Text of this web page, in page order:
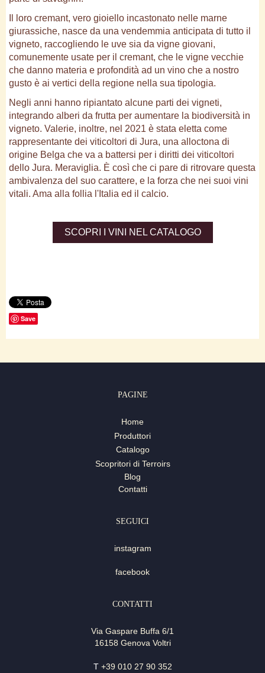
Il loro cremant, vero gioiello incastonato nelle marne
giurassiche, nasce da una vendemmia anticipata di tutto il
vigneto, raccogliendo le uve sia da vigne giovani,
comunemente usate per il cremant, che le vigne vecchie
che danno materia e profondità ad un vino che a nostro
gusto è ai vertici della regione nella sua tipologia.
Negli anni hanno ripiantato alcune parti dei vigneti,
integrando alberi da frutta per aumentare la biodiversità in
vigneto. Valerie, inoltre, nel 2021 è stata eletta come
rappresentante dei viticoltori di Jura, una alloctona di
origine Belga che va a battersi per i diritti dei viticoltori
dello Jura. Meraviglia. È così che ci pare di ritrovare questa
ambivalenza del suo carattere, e la forza che nei suoi vini
vitali. Ama alla follia l'Italia ed il calcio.
SCOPRI I VINI NEL CATALOGO
Save
PAGINE
Home
Produttori
Catalogo
Scopritori di Terroirs
Blog
Contatti
SEGUICI
instagram
facebook
CONTATTI
Via Gaspare Buffa 6/1
16158 Genova Voltri
T +39 010 27 90 352